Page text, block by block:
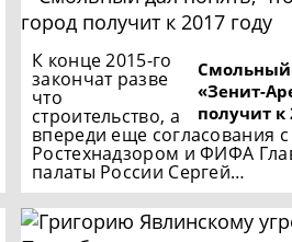
Смольный
«Зенит-
получит к
К конце 2015-го
закончат разве
что
строительство, а
впереди еще согласования с
Ростехнадзором и ФИФА
палаты России Сергей…